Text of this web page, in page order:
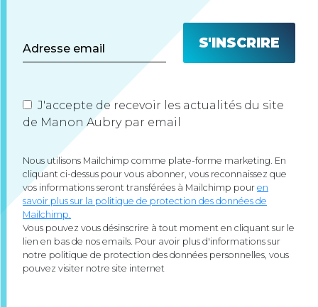
J'accepte de recevoir les actualités du site
de Manon Aubry par email
Nous utilisons Mailchimp comme plate-forme marketing. En
cliquant ci-dessus pour vous abonner, vous reconnaissez que
vos informations seront transférées à Mailchimp pour en
savoir plus sur la politique de protection des données de
Mailchimp.
Vous pouvez vous désinscrire à tout moment en cliquant sur le
lien en bas de nos emails. Pour avoir plus d'informations sur
notre politique de protection des données personnelles, vous
pouvez visiter notre site internet